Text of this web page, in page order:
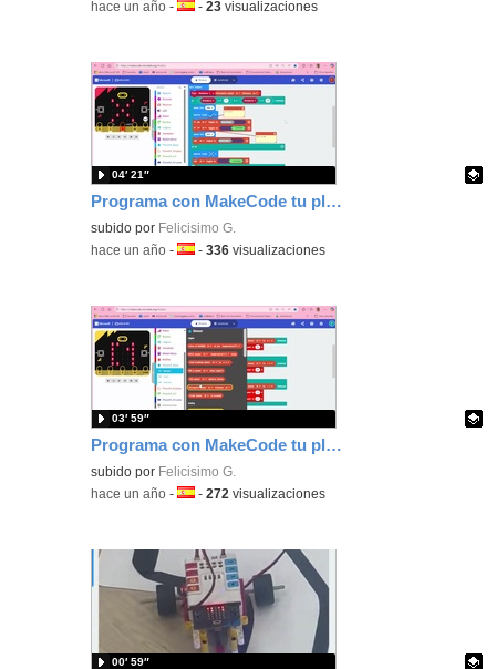
-hace un año -Idioma:
-23 visualizaciones
Programa con MakeCode tu placa micro:bit para hacer un semáforo que se active con sensor de movimiento
Contenido educativo.
subido por Felicisimo G.
04′ 21″
-hace un año -Idioma:
-336 visualizaciones
Programa con MakeCode tu placa micro:bit para usar el sigue líneas con un vehículo hecho con Nezha.
Contenido educativo.
subido por Felicisimo G.
03′ 59″
-hace un año -Idioma:
-272 visualizaciones
00′ 59″